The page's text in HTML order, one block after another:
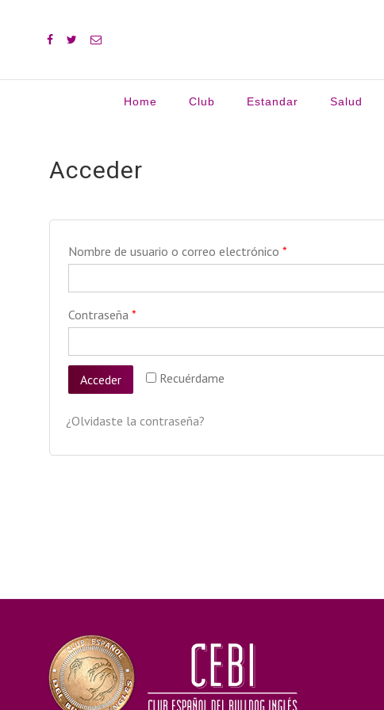
Home Club Estandar Salud
Acceder
Nombre de usuario o correo electrónico *
Contraseña *
Recuérdame
Acceder
¿Olvidaste la contraseña?